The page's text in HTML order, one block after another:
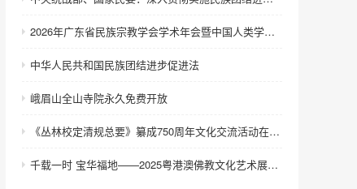
2026年广东省民族宗教学会学术年会暨中国人类学民族学研究会城市民族工作研究专业委员会更名会议在深圳召开
中华人民共和国民族团结进步促进法
峨眉山全山寺院永久免费开放
《丛林校定清规总要》纂成750周年文化交流活动在浙江金华举行
千载一时 宝华福地——2025粤港澳佛教文化艺术展在港澳成功举办